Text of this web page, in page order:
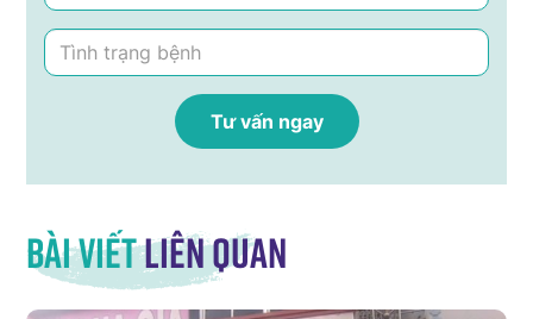
Bài viếtliên quan